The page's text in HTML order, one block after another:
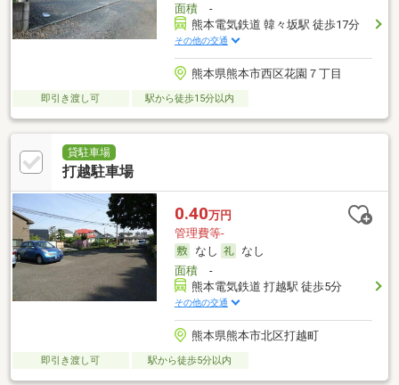
面積-
熊本電気鉄道 韓々坂駅 徒歩17分
その他の交通
熊本県熊本市西区花園７丁目
即引き渡し可 駅から徒歩15分以内
貸駐車場
打越駐車場
0.40万円
管理費等-
なし
なし
面積-
熊本電気鉄道 打越駅 徒歩5分
その他の交通
熊本県熊本市北区打越町
即引き渡し可 駅から徒歩5分以内